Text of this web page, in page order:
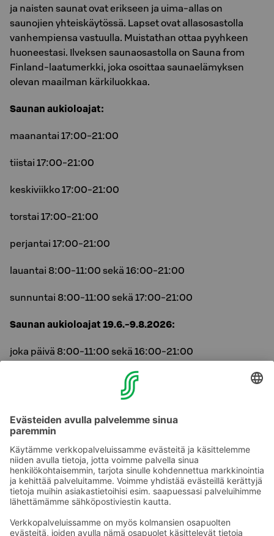
ja naisten saunat ovat erikseen ja uima-allas on
saunojien yhteiskäytössä. Lapset ovat allasosastolla
vanhempiensa vastuulla. Muistathan ottaa pyyhkeen
huoneestasi. Ilveksen saunaosastolla on Sauna from
Finland-laatumerkki, joka osoittaa saunaelämyksen
olevan maailman kärkiluokkaa.
Saunan aukioloajat:
maanantai 17:00-21:00
tiistai 17:00-21:00
keskiviikko 17:00-21:00
torstai 17:00-21:00
perjantai 17:00-21:00
lauantai 8:00-11:00 sekä 16:00-21:00
sunnuntai 8:00-11:00 sekä 17:00-21:00
Saunan aukioloajat 19.6.-9.8.2026:
joka päivä 8:00-11:00 sekä 16:00-21:00
Varaa hotelli Ilveksen upea
Maisemasauna yksityiskäyttöön
Hotellin 19. kerroksessa sijaitseva Maisema-kabinetti
saunoineen tarjoaa henkeäsalpaavat näkymät yli
Tampereen ja ainutlaatuiset puitteet 12–30 hengen
kokouksille, saunailtoihin ja juhliin.Tutustu ja varaa.